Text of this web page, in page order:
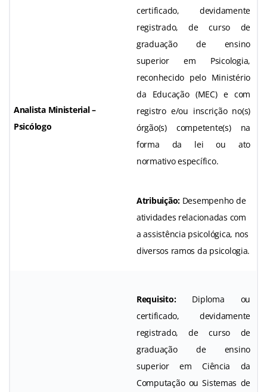
Analista Ministerial –
Psicólogo
certificado, devidamente
registrado, de curso de
graduação de ensino
superior em Psicologia,
reconhecido pelo Ministério
da Educação (MEC) e com
registro e/ou inscrição no(s)
órgão(s) competente(s) na
forma da lei ou ato
normativo específico.
Atribuição: Desempenho de
atividades relacionadas com
a assistência psicológica, nos
diversos ramos da psicologia.
Requisito:Diploma ou
certificado, devidamente
registrado, de curso de
graduação de ensino
superior em Ciência da
Computação ou Sistemas de